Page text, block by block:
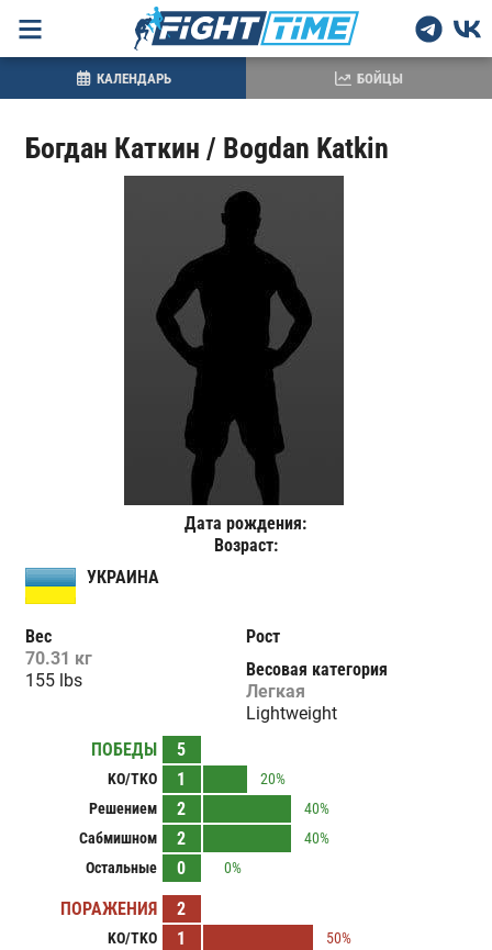
Богдан Каткин / Bogdan Katkin
Дата рождения:
Возраст:
УКРАИНА
Вес
70.31 кг
155 lbs
Рост
Весовая категория
Легкая
Lightweight
ПОБЕДЫ
5
KO/TKO 1
20%
Решением
2
40%
Сабмишном
2
40%
Остальные
0 0%
ПОРАЖЕНИЯ 2
KO/TKO 1
50%
КАЛЕНДАРЬ БОЙЦЫ